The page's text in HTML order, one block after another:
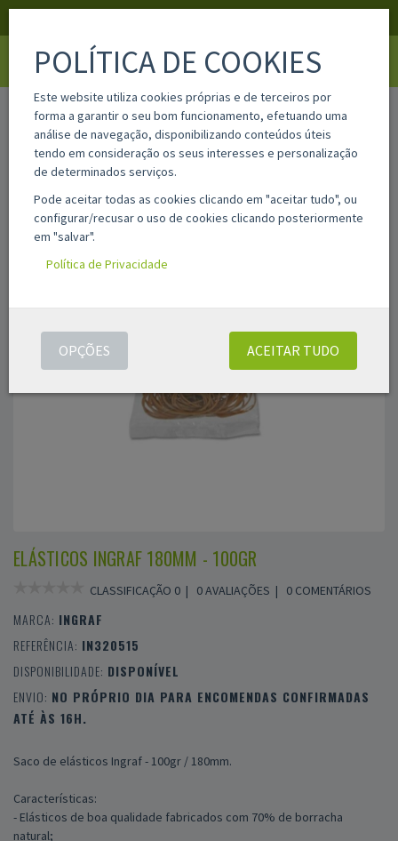
home in320515
ELÁSTICOS INGRAF 180MM - 100GR
CLASSIFICAÇÃO 0 | 0 AVALIAÇÕES | 0 COMENTÁRIOS
MARCA: INGRAF
REFERÊNCIA: IN320515
DISPONIBILIDADE: DISPONÍVEL
ENVIO: NO PRÓPRIO DIA PARA ENCOMENDAS CONFIRMADAS
ATÉ ÀS 16H.
Saco de elásticos Ingraf - 100gr / 180mm.
Características:
- Elásticos de boa qualidade fabricados com 70% de borracha
natural;
POLÍTICA DE COOKIES
Este website utiliza cookies próprias e de terceiros por
forma a garantir o seu bom funcionamento, efetuando uma
análise de navegação, disponibilizando conteúdos úteis
tendo em consideração os seus interesses e personalização
de determinados serviços.
Pode aceitar todas as cookies clicando em "aceitar tudo", ou
configurar/recusar o uso de cookies clicando posteriormente
em "salvar".
Política de Privacidade
ACEITAR TUDO
OPÇÕES